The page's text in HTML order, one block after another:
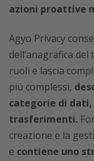
azioni proattive
Agyo Privacy
dell’anagrafica
ruoli e lascia
più complessi,
categorie di
trasferimenti.
creazione e la
e contiene uno